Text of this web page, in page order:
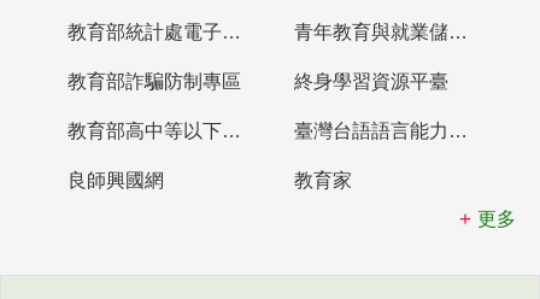
教育部統計處電子書櫃 青年教育與就業儲蓄帳戶
教育部詐騙防制專區 終身學習資源平臺
教育部高中等以下學校及幼兒園教師資格檢定考試 臺灣台語語言能力認證網站
良師興國網
教育家
更多